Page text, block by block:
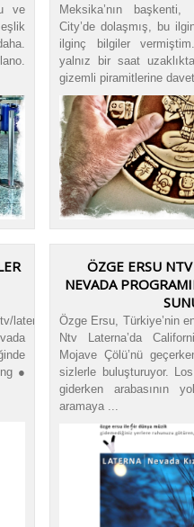
ve
Meksika’nın
City’de dolaşmış, bu
ilginç bilgiler
yalnız bir saat
gizemli piramitlerine
laterna/nevada/
●
ÖZGE ERSU
NEVADA
Özge Ersu, Türkiye’nin
Ntv Laterna’da
Mojave Çölü’nü
sizlerle buluşturuyor.
giderken arabasının
aramaya ...